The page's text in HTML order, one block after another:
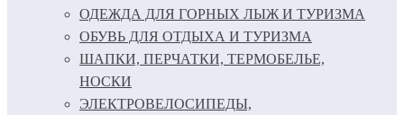
ОДЕЖДА ДЛЯ ГОРНЫХ ЛЫЖ И ТУРИЗМА
ОБУВЬ ДЛЯ ОТДЫХА И ТУРИЗМА
ШАПКИ, ПЕРЧАТКИ, ТЕРМОБЕЛЬЕ,
НОСКИ
ЭЛЕКТРОВЕЛОСИПЕДЫ,